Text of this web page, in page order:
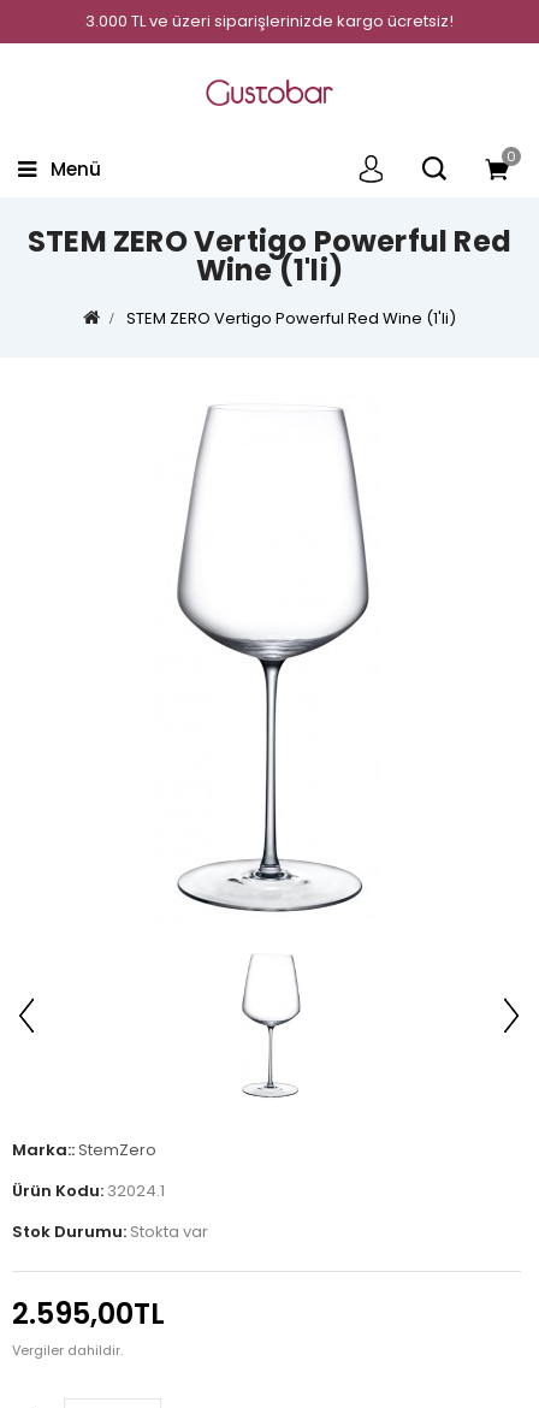
3.000 TL ve üzeri siparişlerinizde kargo ücretsiz!
0
Menü
STEM ZERO Vertigo Powerful Red
Wine (1'li)
STEM ZERO Vertigo Powerful Red Wine (1'li)
Marka::StemZero
Ürün Kodu: 32024.1
Stok Durumu: Stokta var
2.595,00TL
Vergiler dahildir.